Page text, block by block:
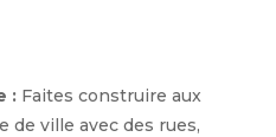
:Faites construire aux
de ville avec des rues,